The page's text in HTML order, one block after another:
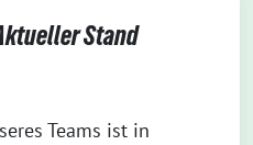
Stand
Teams ist in